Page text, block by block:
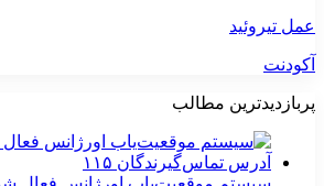
عمل تیروئید
آکودنت
پربازدیدترین مطالب